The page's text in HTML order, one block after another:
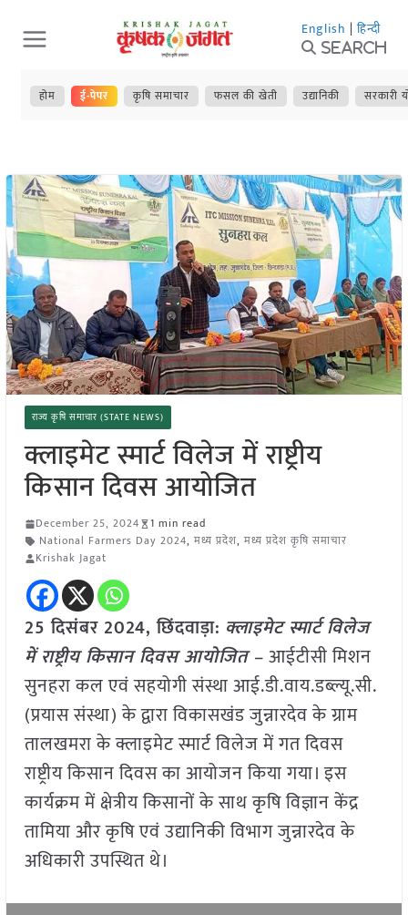
Skip
to
content
English | हिन्दी
Search
होम ई-पेपर कृषि समाचार फसल की खेती उद्यानिकी सरकारी
राज्य कृषि समाचार (STATE NEWS)
क्लाइमेट स्मार्ट विलेज में राष्ट्रीय
किसान दिवस आयोजित
December 25, 2024
1 min read
National Farmers Day 2024, मध्य प्रदेश, मध्य प्रदेश कृषि समाचार
Krishak Jagat
25 दिसंबर 2024,छिंदवाड़ा: क्लाइमेट स्मार्ट विलेज
में राष्ट्रीय किसान दिवस आयोजित –आईटीसी मिशन
सुनहरा कल एवं सहयोगी संस्था आई.डी.वाय.डब्ल्यू.सी.
(प्रयास संस्था) के द्वारा विकासखंड जुन्नारदेव के ग्राम
तालखमरा के क्लाइमेट स्मार्ट विलेज में गत दिवस
राष्ट्रीय किसान दिवस का आयोजन किया गया। इस
कार्यक्रम में क्षेत्रीय किसानों के साथ कृषि विज्ञान केंद्र
तामिया और कृषि एवं उद्यानिकी विभाग जुन्नारदेव के
अधिकारी उपस्थित थे।